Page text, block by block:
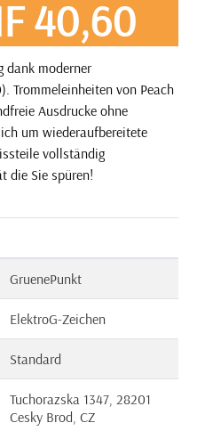
40,60
dank moderner
Trommeleinheiten von Peach
Ausdrucke ohne
um wiederaufbereitete
vollständig
die Sie spüren!
GruenePunkt
ElektroG-Zeichen
Standard
Tuchorazska 1347, 28201
Cesky Brod, CZ